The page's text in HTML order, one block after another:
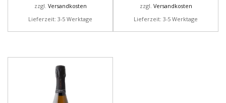
zzgl. Versandkosten
Lieferzeit: 3-5 Werktage
zzgl. Versandkosten
Lieferzeit: 3-5 Werktage